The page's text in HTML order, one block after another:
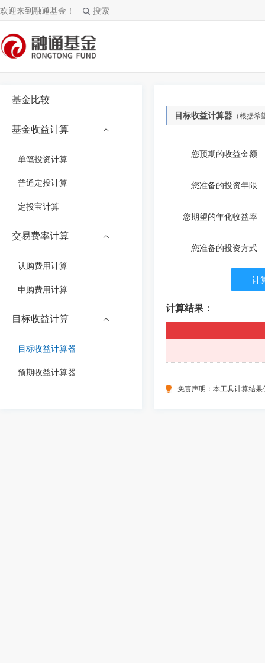
欢迎来到融通基金！ 搜索
基金比较
基金收益计算
单笔投资计算
普通定投计算
定投宝计算
交易费率计算
认购费用计算
申购费用计算
目标收益计算
目标收益计算器
预期收益计算器
目标收益计算器 （根据
您预期的收益金额
您准备的投资年限
您期望的年化收益率
您准备的投资方式
计
计算结果：
免责声明：本工具计算结